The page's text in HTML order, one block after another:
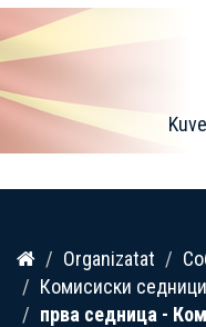
Kalo
përmbajtja
Organizatat
Комисиски
прва седница -